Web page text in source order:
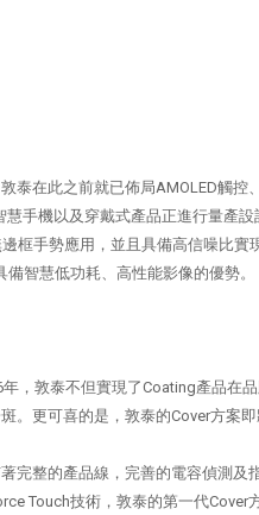
泰在此之前就已佈局AMOLED觸
手機以及穿戴式產品正進行量產
框手勢應用，並且具備高信噪比
備智慧低功耗、高性能影像的優勢。
，敦泰不但實現了Coating產品在
。更可喜的是，敦泰的Cover方案
完整的產品線，完善的電容偵測
Touch技術，敦泰的第一代